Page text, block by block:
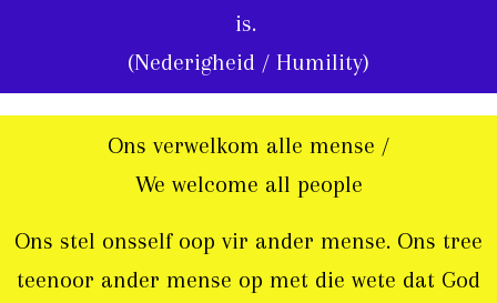
is.
(Nederigheid / Humility)
Ons verwelkom alle mense /
We welcome all people
Ons stel onsself oop vir ander mense. Ons tree
teenoor ander mense op met die wete dat God